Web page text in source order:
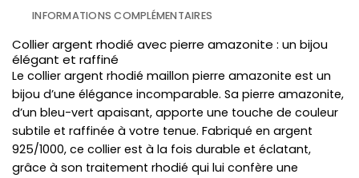
INFORMATIONS COMPLÉMENTAIRES
Collier argent rhodié avec pierre amazonite : un bijou
élégant et raffiné
Le collier argent rhodié maillon pierre amazonite est un
bijou d’une élégance incomparable. Sa pierre amazonite,
d’un bleu-vert apaisant, apporte une touche de couleur
subtile et raffinée à votre tenue. Fabriqué en argent
925/1000, ce collier est à la fois durable et éclatant,
grâce à son traitement rhodié qui lui confère une